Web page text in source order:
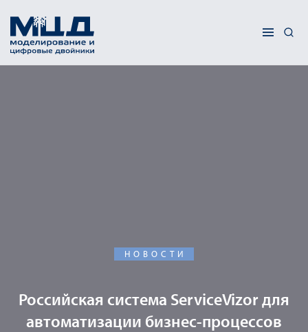
НОВОСТИ
Российская система ServiceVizor для
автоматизации бизнес-процессов